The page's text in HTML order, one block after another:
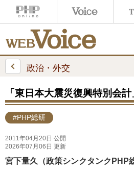
政治・外交
「東日本大震災復興特別会
#PHP総研
2011年04月20日 公開
2026年07月06日 更新
宮下量久（政策シンクタンクPHP